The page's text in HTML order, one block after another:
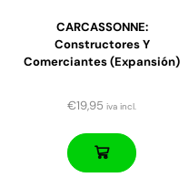
CARCASSONNE:
Constructores Y
Comerciantes (expansión)
€19,95 iva incl.